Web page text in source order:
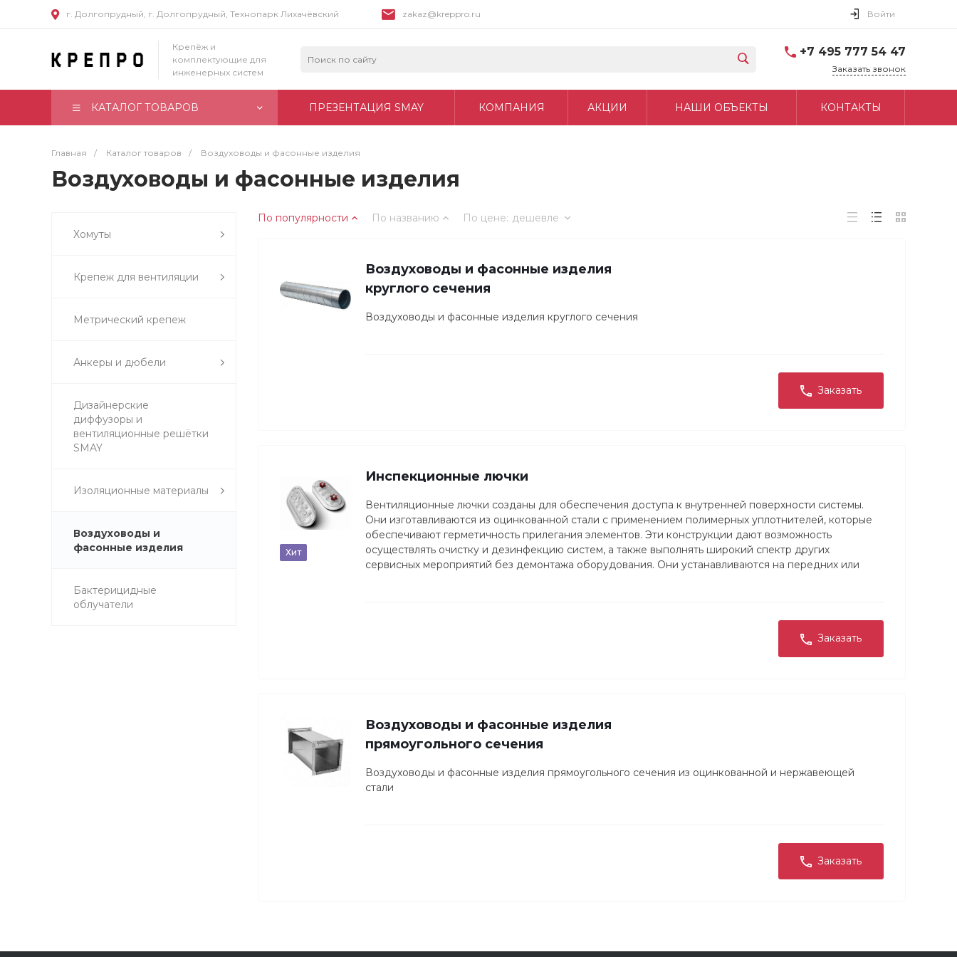
г. Долгопрудный, г. Долгопрудный, Технопарк Лихачёвский zakaz@kreppro.ru Войти
Крепёж и
комплектующие для
инженерных систем
+7 495 777 54 47
Заказать звонок
КАТАЛОГ ТОВАРОВ ПРЕЗЕНТАЦИЯ SMAY КОМПАНИЯ АКЦИИ НАШИ ОБЪЕКТЫ КОНТАКТЫ
Главная / Каталог товаров / Воздуховоды и фасонные изделия
Воздуховоды и фасонные изделия
Хомуты
Крепеж для вентиляции
Метрический крепеж
Анкеры и дюбели
Дизайнерские
диффузоры и
вентиляционные решётки
SMAY
Изоляционные материалы
Воздуховоды и
фасонные изделия
Бактерицидные
облучатели
По популярности По названию По цене: дешевле
Воздуховоды и фасонные изделия
круглого сечения
Воздуховоды и фасонные изделия круглого сечения
Заказать
Хит
Инспекционные лючки
Вентиляционные лючки созданы для обеспечения доступа к внутренней поверхности системы.
Они изготавливаются из оцинкованной стали с применением полимерных уплотнителей, которые
обеспечивают герметичность прилегания элементов. Эти конструкции дают возможность
осуществлять очистку и дезинфекцию систем, а также выполнять широкий спектр других
сервисных мероприятий без демонтажа оборудования. Они устанавливаются на передних или
Заказать
Воздуховоды и фасонные изделия
прямоугольного сечения
Воздуховоды и фасонные изделия прямоугольного сечения из оцинкованной и нержавеющей
стали
Заказать